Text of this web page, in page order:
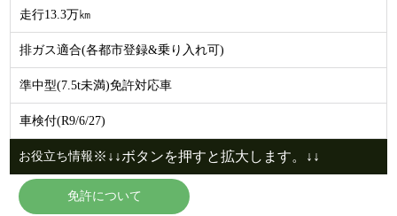
走行13.3万㎞
排ガス適合(各都市登録&乗り入れ可)
準中型(7.5t未満)免許対応車
車検付(R9/6/27)
お役立ち情報 ※↓↓ボタンを押すと拡大します。↓↓
免許について